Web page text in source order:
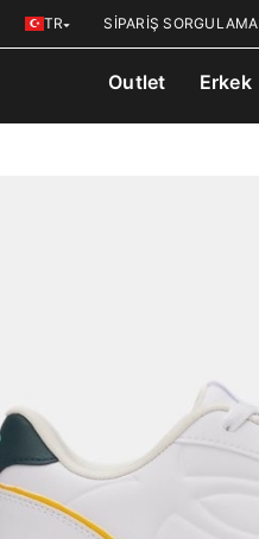
TR SİPARİŞ SORGULAMA
Outlet Erkek